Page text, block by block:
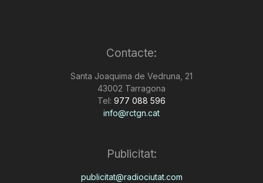
Contacte:
Santa Joaquima de Vedruna, 21
43002 Tarragona
Tel: 977 088 596
info@rctgn.cat
Publicitat:
publicitat@radiociutat.com